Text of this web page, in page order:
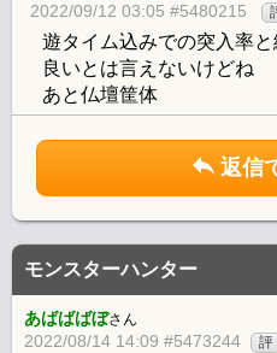
2022/09/12 03:05 #5480215
遊タイム込みでの突入率
良いとは言えないけどね
あと仏壇筐体
返信
モンスターハンター
あばばばぼさん
2022/08/14 14:09 #5473244 評